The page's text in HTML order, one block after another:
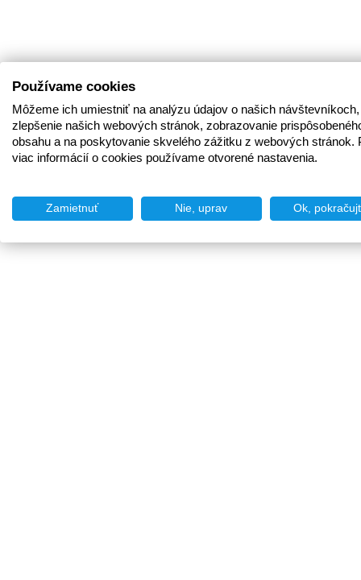
Používame cookies
Môžeme ich umiestniť na analýzu údajov o našich
zlepšenie našich webových stránok, zobrazovanie
obsahu a na poskytovanie skvelého zážitku z webových stránok.
viac informácií o cookies používame otvorené nastavenia.
Zamietnuť Nie, uprav Ok,